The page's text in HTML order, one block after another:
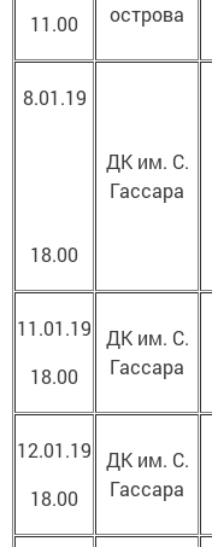
11.00
острова
8.01.19
18.00
ДК им. С.
Гассара
11.01.19
18.00
ДК им. С.
Гассара
12.01.19
18.00
ДК им. С.
Гассара